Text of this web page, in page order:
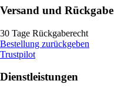
Versand und Rückgabe
30 Tage Rückgaberecht
Bestellung zurückgeben
Trustpilot
Dienstleistungen